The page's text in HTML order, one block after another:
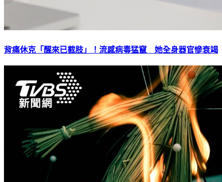
背痛休克「醒來已截肢」！流感病毒猛竄 她全身器官慘衰竭